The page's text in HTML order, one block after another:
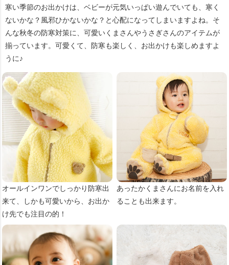
寒い季節のお出かけは、ベビーが元気いっぱい遊んでいても、寒く
ないかな？風邪ひかないかな？と心配になってしまいますよね。そ
んな秋冬の防寒対策に、可愛いくまさんやうさぎさんのアイテムが
揃っています。可愛くて、防寒も楽しく、お出かけも楽しめますよ
うに♪
オールインワンでしっかり防寒出
来て、しかも可愛いから、お出か
け先でも注目の的！
あったかくまさんにお名前を入れ
ることも出来ます。